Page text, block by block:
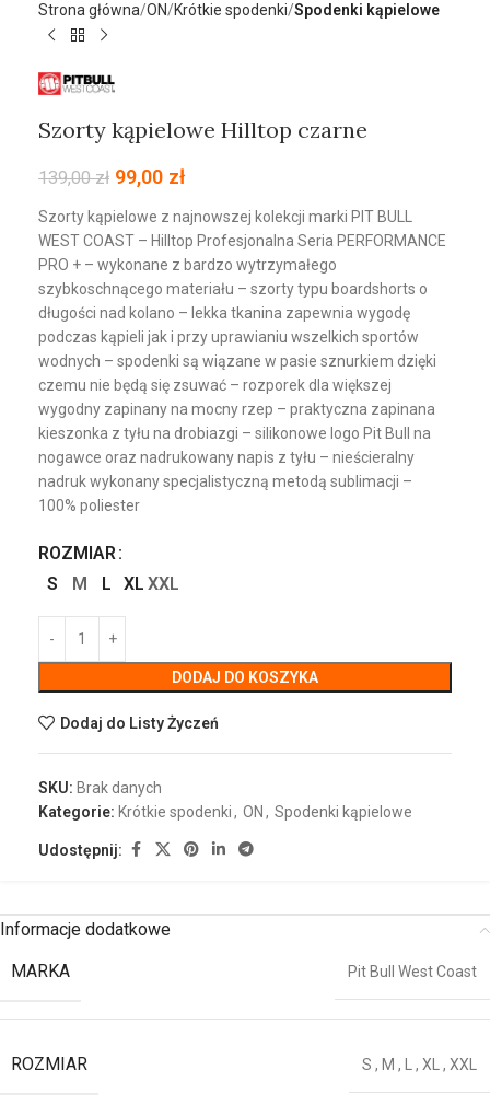
Strona główna ON Krótkie spodenki Spodenki kąpielowe
Szorty kąpielowe Hilltop czarne
139,00zł 99,00 zł
Szorty kąpielowe z najnowszej kolekcji marki PIT BULL
WEST COAST – Hilltop Profesjonalna Seria PERFORMANCE
PRO + – wykonane z bardzo wytrzymałego
szybkoschnącego materiału – szorty typu boardshorts o
długości nad kolano – lekka tkanina zapewnia wygodę
podczas kąpieli jak i przy uprawianiu wszelkich sportów
wodnych – spodenki są wiązane w pasie sznurkiem dzięki
czemu nie będą się zsuwać – rozporek dla większej
wygodny zapinany na mocny rzep – praktyczna zapinana
kieszonka z tyłu na drobiazgi – silikonowe logo Pit Bull na
nogawce oraz nadrukowany napis z tyłu – nieścieralny
nadruk wykonany specjalistyczną metodą sublimacji –
100% poliester
ROZMIAR
S
M L XL XXL
DODAJ DO KOSZYKA
Dodaj do Listy Życzeń
SKU: Brak danych
Kategorie: Krótkie spodenki, ON , Spodenki kąpielowe
Udostępnij:
Informacje dodatkowe
MARKA
Pit Bull West Coast
ROZMIAR S , M , L, XL, XXL